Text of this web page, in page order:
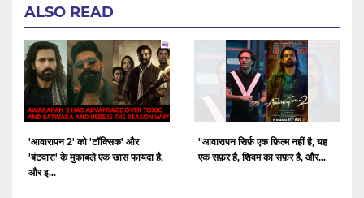
ALSO READ
'आवारापन 2' को 'टॉक्सिक' और
'बंटवारा' के मुकाबले एक खास फायदा है,
और इ...
"आवारापन सिर्फ़ एक फ़िल्म नहीं है, यह
एक सफ़र है, शिवम का सफ़र है, और...